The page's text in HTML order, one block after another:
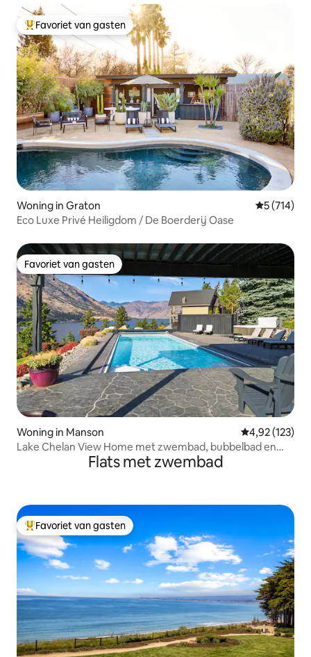
Topfavoriet van gasten
Favoriet van gasten
Woning in Graton
5 (714)
Eco Luxe Privé Heiligdom / De Boerderij Oase
Favoriet van gasten
Favoriet van gasten
Woning in Manson Gemiddelde
4,92 (123)
Lake Chelan View Home met zwembad, bubbelbad en
Flats met zwembad
Topfavoriet van gasten
Favoriet van gasten